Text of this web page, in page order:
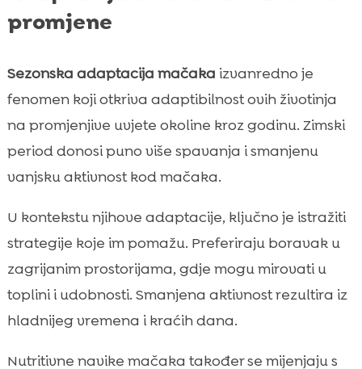
promjene
Sezonska adaptacija mačaka izvanredno je
fenomen koji otkriva adaptibilnost ovih životinja
na promjenjive uvjete okoline kroz godinu. Zimski
period donosi puno više spavanja i smanjenu
vanjsku aktivnost kod mačaka.
U kontekstu njihove adaptacije, ključno je istražiti
strategije koje im pomažu. Preferiraju boravak u
zagrijanim prostorijama, gdje mogu mirovati u
toplini i udobnosti. Smanjena aktivnost rezultira iz
hladnijeg vremena i kraćih dana.
Nutritivne navike mačaka također se mijenjaju s